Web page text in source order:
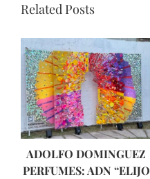
Related Posts
ADOLFO DOMINGUEZ
PERFUMES: ADN “ELIJO